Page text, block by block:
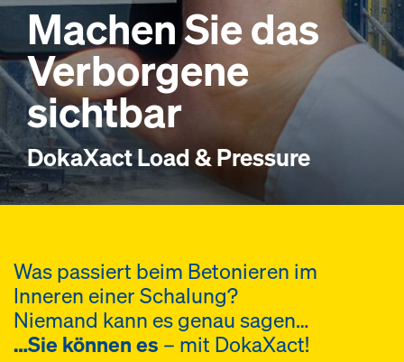
Machen Sie das
Verborgene
sichtbar
DokaXact Load & Pressure
Was passiert beim Betonieren im
Inneren einer Schalung?
Niemand kann es genau sagen…
…Sie können es – mit DokaXact!